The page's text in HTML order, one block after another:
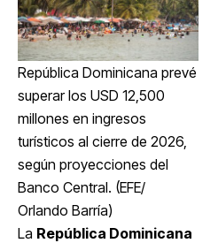
República Dominicana prevé
superar los USD 12,500
millones en ingresos
turísticos al cierre de 2026,
según proyecciones del
Banco Central. (EFE/
Orlando Barría)
La República Dominicana